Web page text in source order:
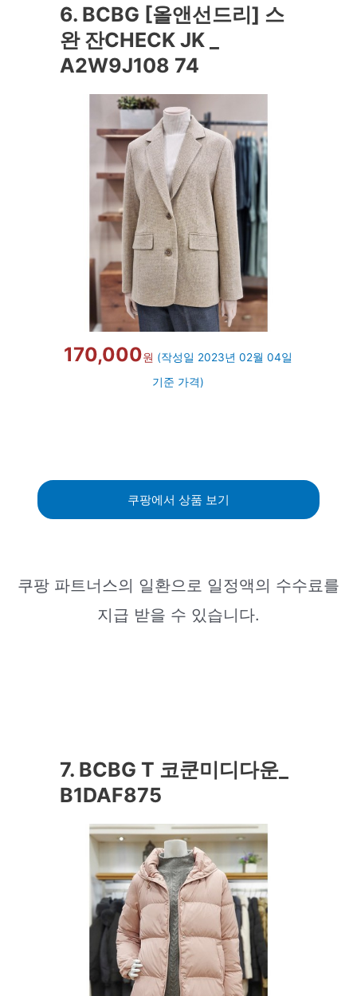
6. BCBG [올앤선드리] 스
완 잔CHECK JK _
A2W9J108 74
170,000원 (작성일 2023년 02월 04일
기준 가격)
쿠팡에서 상품 보기
쿠팡 파트너스의 일환으로 일정액의 수수료를
지급 받을 수 있습니다.
7. BCBG T 코쿤미디다운_
B1DAF875